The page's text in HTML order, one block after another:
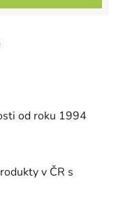
od roku 1994
v ČR s